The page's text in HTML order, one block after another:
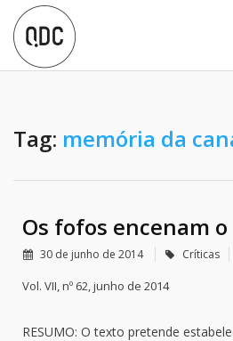
Tag: memória da
Os fofos encenam
30 de junho de 2014 Críticas
Vol. VII, nº 62, junho de 2014
RESUMO: O texto pretende